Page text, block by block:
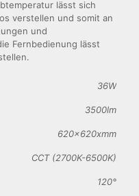
lässt sich
verstellen und somit an
und
Fernbedienung lässt
36W
3500lm
620x620xmm
CCT (2700K-6500K)
120°